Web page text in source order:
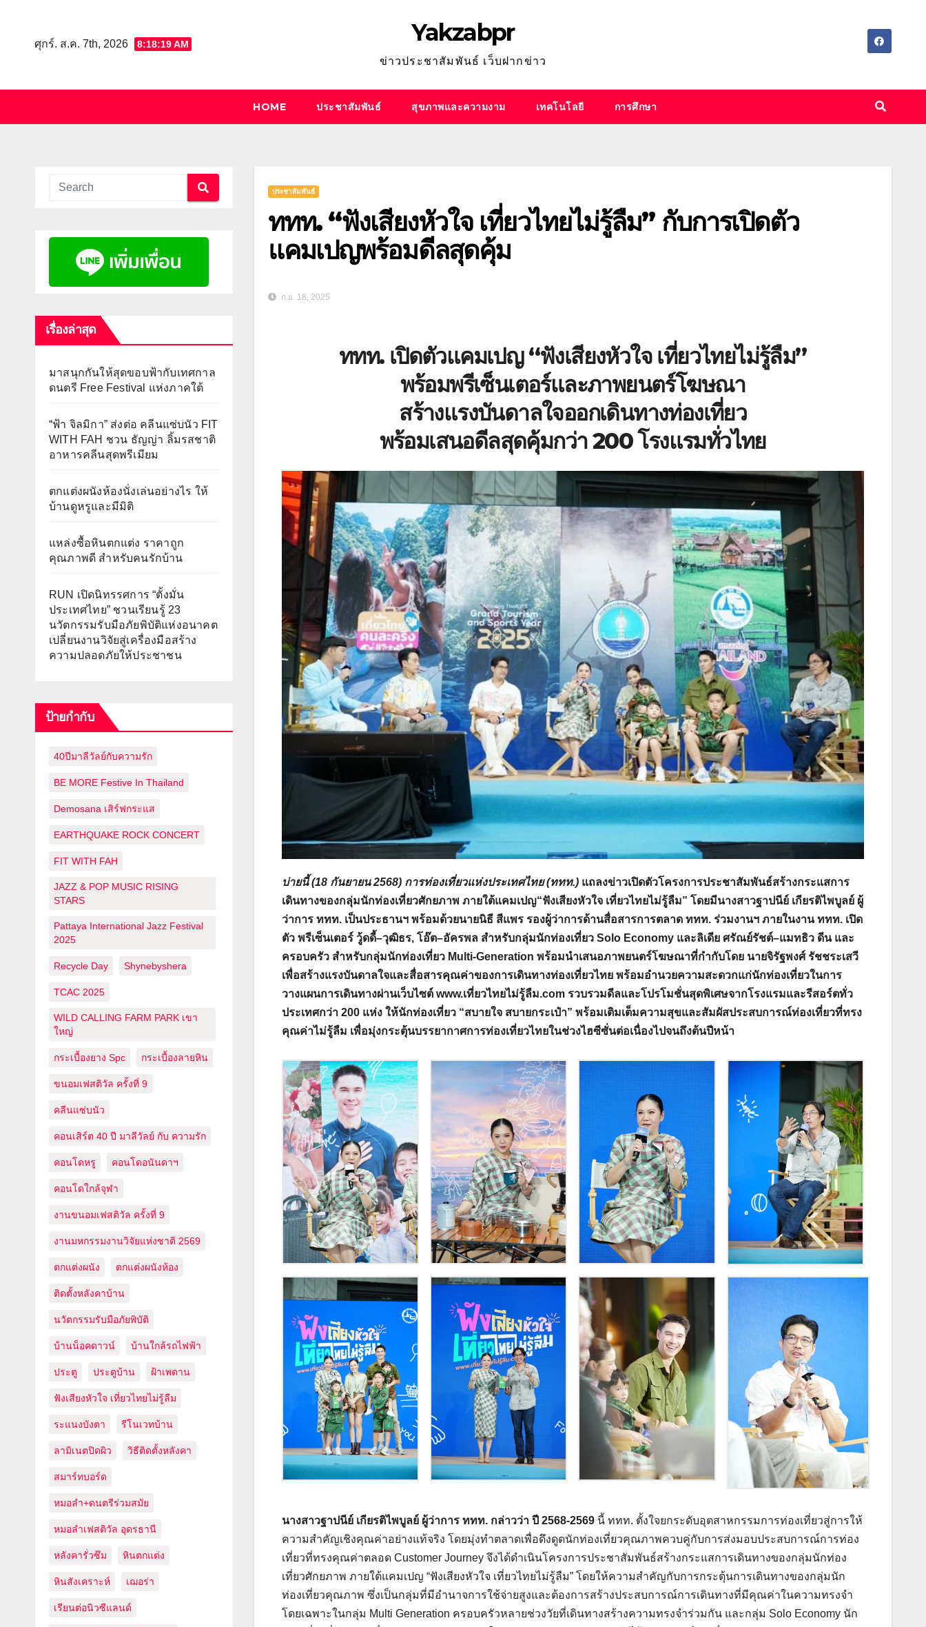
ศุกร์. ส.ค. 7th, 2026 8:18:21 AM Yakzabpr
ข่าวประชาสัมพันธ์ เว็บฝากข่าว
HOME ประชาสัมพันธ์ สุขภาพและความงาม เทคโนโลยี การศึกษา
เรื่องล่าสุด
มาสนุกกันให้สุดขอบฟ้ากับเทศกาล
ดนตรี Free Festival แห่งภาคใต้
“ฟ้า จิลมิกา” ส่งต่อ คลีนแซ่บนัว FIT
WITH FAH ชวน ธัญญ่า ลิ้มรสชาติ
อาหารคลีนสุดพรีเมียม
ตกแต่งผนังห้องนั่งเล่นอย่างไร ให้
บ้านดูหรูและมีมิติ
แหล่งซื้อหินตกแต่ง ราคาถูก
คุณภาพดี สำหรับคนรักบ้าน
RUN เปิดนิทรรศการ “ตั้งมั่น
ประเทศไทย” ชวนเรียนรู้ 23
นวัตกรรมรับมือภัยพิบัติแห่งอนาคต
เปลี่ยนงานวิจัยสู่เครื่องมือสร้าง
ความปลอดภัยให้ประชาชน
ป้ายกำกับ
40ปีมาลีวัลย์กับความรัก
BE MORE Festive In Thailand
Demosana เสิร์ฟกระแส
EARTHQUAKE ROCK CONCERT
FIT WITH FAH
JAZZ & POP MUSIC RISING
STARS
Pattaya International Jazz Festival
2025
Recycle Day Shynebyshera
TCAC 2025
WILD CALLING FARM PARK เขา
ใหญ่
กระเบื้องยาง Spc กระเบื้องลายหิน
ขนอมเฟสติวัล ครั้งที่ 9
คลีนแซ่บนัว
คอนเสิร์ต 40 ปี มาลีวัลย์ กับ ความรัก
คอนโดหรู คอนโดอนันดาฯ
คอนโดใกล้จุฬา
งานขนอมเฟสติวัล ครั้งที่ 9
งานมหกรรมงานวิจัยแห่งชาติ 2569
ตกแต่งผนัง ตกแต่งผนังห้อง
ติดตั้งหลังคาบ้าน
นวัตกรรมรับมือภัยพิบัติ
บ้านน็อคดาวน์ บ้านใกล้รถไฟฟ้า
ประตู ประตูบ้าน ฝ้าเพดาน
ฟังเสียงหัวใจ เที่ยวไทยไม่รู้ลืม
ระแนงบังตา รีโนเวทบ้าน
ลามิเนตปิดผิว วิธีติดตั้งหลังคา
สมาร์ทบอร์ด
หมอลำ+ดนตรีร่วมสมัย
หมอลำเฟสติวัล อุดรธานี
หลังคารั่วซึม หินตกแต่ง
หินสังเคราะห์ เฌอร่า
เรียนต่อนิวซีแลนด์
ประชาสัมพันธ์
ททท. “ฟังเสียงหัวใจ เที่ยวไทยไม่รู้ลืม” กับการเปิดตัว
แคมเปญพร้อมดีลสุดคุ้ม
ก.ย. 18, 2025
ททท. เปิดตัวแคมเปญ “ฟังเสียงหัวใจ เที่ยวไทยไม่รู้ลืม”
พร้อมพรีเซ็นเตอร์และภาพยนตร์โฆษณา
สร้างแรงบันดาลใจออกเดินทางท่องเที่ยว
พร้อมเสนอดีลสุดคุ้มกว่า 200 โรงแรมทั่วไทย
บ่ายนี้ (18 กันยายน 2568) การท่องเที่ยวแห่งประเทศไทย (ททท.) แถลงข่าวเปิดตัวโครงการประชาสัมพันธ์สร้างกระแสการ
เดินทางของกลุ่มนักท่องเที่ยวศักยภาพ ภายใต้แคมเปญ“ฟังเสียงหัวใจ เที่ยวไทยไม่รู้ลืม” โดยมีนางสาวฐาปนีย์ เกียรติไพบูลย์ ผู้
ว่าการ ททท. เป็นประธานฯ พร้อมด้วยนายนิธี สีแพร รองผู้ว่าการด้านสื่อสารการตลาด ททท. ร่วมงานฯ ภายในงาน ททท. เปิด
ตัว พรีเซ็นเตอร์ วู้ดดี้–วุฒิธร, โอ๊ต–อัครพล สำหรับกลุ่มนักท่องเที่ยว Solo Economy และลิเดีย ศรัณย์รัชต์–แมทธิว ดีน และ
ครอบครัว สำหรับกลุ่มนักท่องเที่ยว Multi-Generation พร้อมนำเสนอภาพยนตร์โฆษณาที่กำกับโดย นายจิรัฐพงศ์ รัชชระเสวี
เพื่อสร้างแรงบันดาลใจและสื่อสารคุณค่าของการเดินทางท่องเที่ยวไทย พร้อมอำนวยความสะดวกแก่นักท่องเที่ยวในการ
วางแผนการเดินทางผ่านเว็บไซต์ www.เที่ยวไทยไม่รู้ลืม.com รวบรวมดีลและโปรโมชั่นสุดพิเศษจากโรงแรมและรีสอร์ตทั่ว
ประเทศกว่า 200 แห่ง ให้นักท่องเที่ยว “สบายใจ สบายกระเป๋า” พร้อมเติมเต็มความสุขและสัมผัสประสบการณ์ท่องเที่ยวที่ทรง
คุณค่าไม่รู้ลืม เพื่อมุ่งกระตุ้นบรรยากาศการท่องเที่ยวไทยในช่วงไฮซีซั่นต่อเนื่องไปจนถึงต้นปีหน้า
นางสาวฐาปนีย์ เกียรติไพบูลย์ ผู้ว่าการ ททท. กล่าวว่า ปี 2568-2569นี้ ททท. ตั้งใจยกระดับอุตสาหกรรมการท่องเที่ยวสู่การให้
ความสำคัญเชิงคุณค่าอย่างแท้จริง โดยมุ่งทำตลาดเพื่อดึงดูดนักท่องเที่ยวคุณภาพควบคู่กับการส่งมอบประสบการณ์การท่อง
เที่ยวที่ทรงคุณค่าตลอด Customer Journey จึงได้ดำเนินโครงการประชาสัมพันธ์สร้างกระแสการเดินทางของกลุ่มนักท่อง
เที่ยวศักยภาพ ภายใต้แคมเปญ “ฟังเสียงหัวใจ เที่ยวไทยไม่รู้ลืม” โดยให้ความสำคัญกับการกระตุ้นการเดินทางของกลุ่มนัก
ท่องเที่ยวคุณภาพ ซึ่งเป็นกลุ่มที่มีอำนาจการใช้จ่ายสูงและต้องการสร้างประสบการณ์การเดินทางที่มีคุณค่าในความทรงจำ
โดยเฉพาะในกลุ่ม Multi Generation ครอบครัวหลายช่วงวัยที่เดินทางสร้างความทรงจำร่วมกัน และกลุ่ม Solo Economy นัก